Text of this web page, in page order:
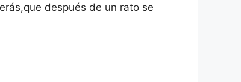
después de un rato se